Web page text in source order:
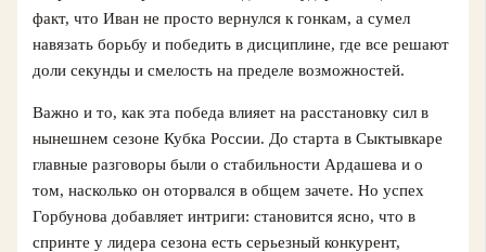
факт, что Иван не просто вернулся к гонкам, а сумел
навязать борьбу и победить в дисциплине, где все решают
доли секунды и смелость на пределе возможностей.
Важно и то, как эта победа влияет на расстановку сил в
нынешнем сезоне Кубка России. До старта в Сыктывкаре
главные разговоры были о стабильности Ардашева и о
том, насколько он оторвался в общем зачете. Но успех
Горбунова добавляет интриги: становится ясно, что в
спринте у лидера сезона есть серьезный конкурент,